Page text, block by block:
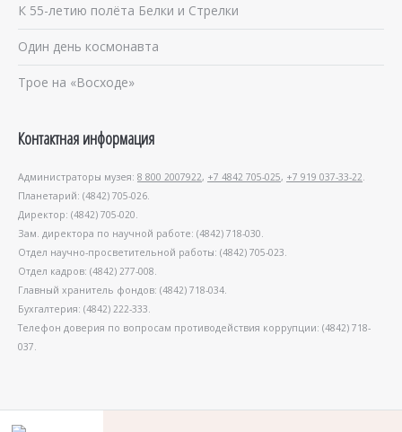
К 55-летию полёта Белки и Стрелки
Один день космонавта
Трое на «Восходе»
Контактная информация
Администраторы музея: 8 800 2007922, +7 4842 705-025, +7 919 037-33-22
Планетарий: (4842) 705-026.
Директор: (4842) 705-020.
Зам. директора по научной работе: (4842) 718-030.
Отдел научно-просветительной работы: (4842) 705-023.
Отдел кадров: (4842) 277-008.
Главный хранитель фондов: (4842) 718-034.
Бухгалтерия: (4842) 222-333.
Телефон доверия по вопросам противодействия коррупции: (4842) 718-
037.